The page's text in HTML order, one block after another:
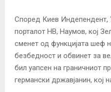
Според Киев Индепендент,
порталот НВ, Наумов, кој
сменет од функцијата шеф
безбедност и обвинет за
бил уапсен на граничниот
германски државјанин, кој